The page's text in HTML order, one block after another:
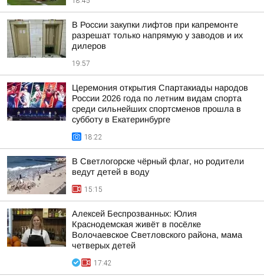
В России закупки лифтов при капремонте
разрешат только напрямую у заводов и их
дилеров
19:57
Церемония открытия Спартакиады народов
России 2026 года по летним видам спорта
среди сильнейших спортсменов прошла в
субботу в Екатеринбурге
18:22
В Светлогорске чёрный флаг, но родители
ведут детей в воду
15:15
Алексей Беспрозванных: Юлия
Краснодемская живёт в посёлке
Волочаевское Светловского района, мама
четверых детей
17:42